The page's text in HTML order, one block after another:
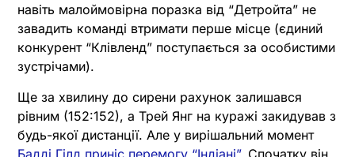
навіть малоймовірна поразка від “Детройта” не
завадить команді втримати перше місце (єдиний
конкурент “Клівленд” поступається за особистими
зустрічами).
Ще за хвилину до сирени рахунок залишався
рівним (152:152), а Трей Янг на куражі закидував з
будь-якої дистанції. Але у вирішальний момент
Бадді Гілд приніс перемогу “Індіані”. Спочатку він